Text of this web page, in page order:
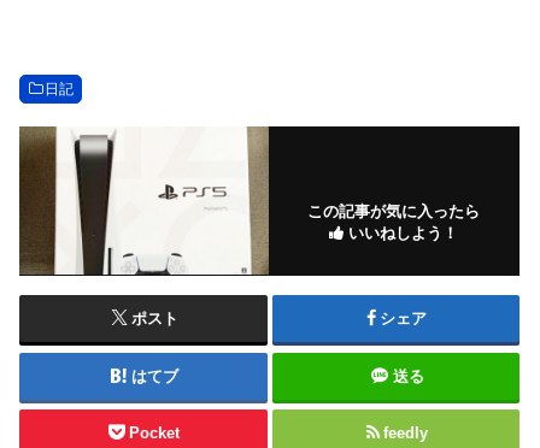
日記
この記事が気に入ったら
いいねしよう！
ポスト シェア
はてブ 送る
Pocket feedly